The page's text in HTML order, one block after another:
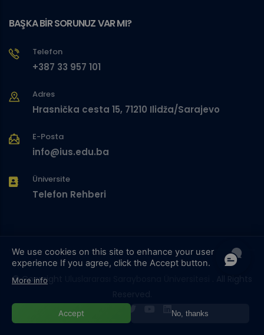
BAŞKA BİR SORUNUZ VAR MI?
Telefon
+387 33 957 101
Adres
Hrasnička cesta 15, 71210 Ilidža/Sarajevo
E-Posta
info@ius.edu.ba
Üniversite
Telefon Rehberi
© Copyright
We use cookies on this site to enhance your user
experience If you agree, click the Accept button.
More info
Accept No, thanks